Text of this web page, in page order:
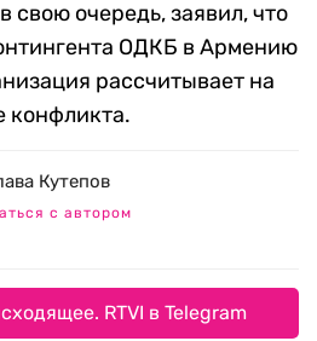
свою очередь, заявил, что
ОДКБ в Армению
рассчитывает на
конфликта.
Кутепов
с автором
RTVI в Telegram